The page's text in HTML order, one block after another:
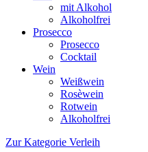
mit Alkohol
Alkoholfrei
Prosecco
Prosecco
Cocktail
Wein
Weißwein
Rosèwein
Rotwein
Alkoholfrei
Zur Kategorie Verleih